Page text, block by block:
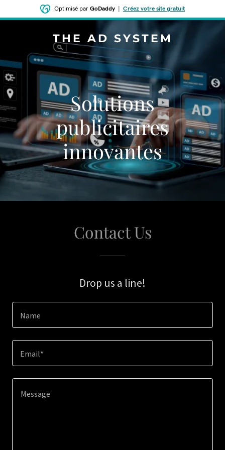
Optimisé par GoDaddy Créez votre site gratuit
THE AD SYSTEM
Solutions
publicitaires
innovantes
Contact Us
Drop us a line!
Name
Email*